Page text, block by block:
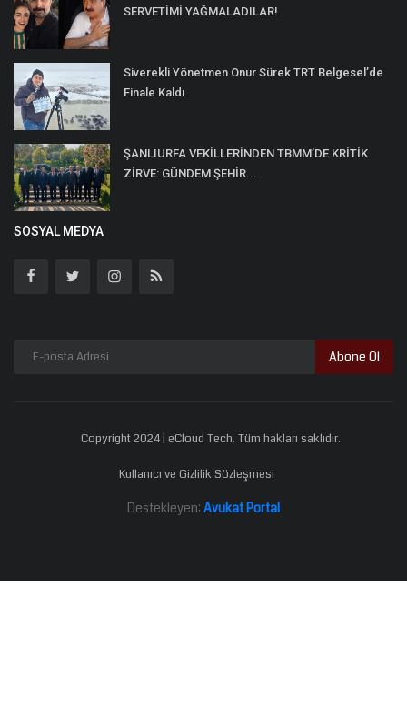
SERVETİMİ YAĞMALADILAR!
Siverekli Yönetmen Onur Sürek TRT Belgesel’de
Finale Kaldı
ŞANLIURFA VEKİLLERİNDEN TBMM’DE KRİTİK
ZİRVE: GÜNDEM ŞEHİR...
SOSYAL MEDYA
Abone Ol
Copyright 2024 | eCloud Tech. Tüm hakları saklıdır.
Kullanıcı ve Gizlilik Sözleşmesi
Destekleyen: Avukat Portal